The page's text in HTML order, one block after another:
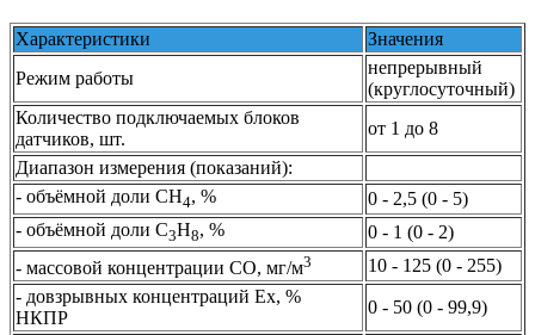
Характеристики
Значения
Режим работы
непрерывный
(круглосуточный)
Количество подключаемых блоков
датчиков, шт.
от 1 до 8
Диапазон измерения (показаний):
- объёмной доли СН4, %
0 - 2,5 (0 - 5)
- объёмной доли С3Н8, %
0 - 1 (0 - 2)
- массовой концентрации СО, мг/м3
10 - 125 (0 - 255)
- довзрывных концентраций Ех, %
НКПР
0 - 50 (0 - 99,9)